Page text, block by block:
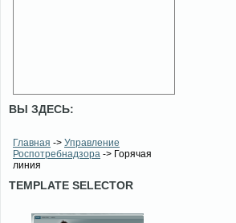
ВЫ ЗДЕСЬ:
Главная -> Управление
Роспотребнадзора -> Горячая
линия
TEMPLATE SELECTOR